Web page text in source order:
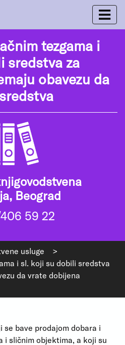
tezgama i
sredstva za
obavezu da
Beograd
59 22
usluge
>
i sl. koji su dobili sredstva
da vrate dobijena
bave prodajom dobara i
i sličnim objektima, a koji su